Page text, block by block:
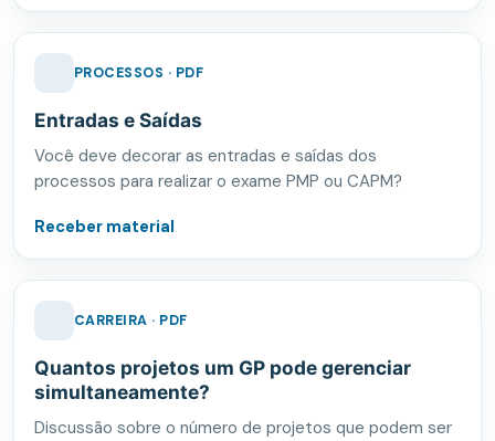
PROCESSOS · PDF
Entradas e Saídas
Você deve decorar as entradas e saídas dos
processos para realizar o exame PMP ou CAPM?
Receber material
CARREIRA · PDF
Quantos projetos um GP pode gerenciar
simultaneamente?
Discussão sobre o número de projetos que podem ser